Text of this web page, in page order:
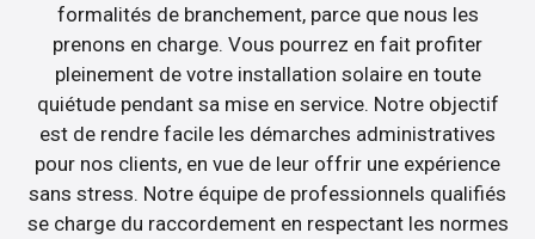
formalités de branchement, parce que nous les
prenons en charge. Vous pourrez en fait profiter
pleinement de votre installation solaire en toute
quiétude pendant sa mise en service. Notre objectif
est de rendre facile les démarches administratives
pour nos clients, en vue de leur offrir une expérience
sans stress. Notre équipe de professionnels qualifiés
se charge du raccordement en respectant les normes